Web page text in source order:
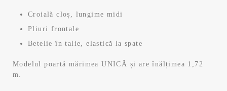
159,99 lei.
Croială cloș, lungime midi
Pliuri frontale
Betelie în talie, elastică la spate
Modelul poartă mărimea UNICĂ și are înălțimea 1,72
m.